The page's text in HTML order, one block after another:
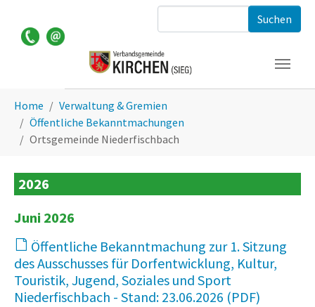
Home
Verwaltung & Gremien
Öffentliche Bekanntmachungen
Ortsgemeinde Niederfischbach
2026
Juni 2026
Öffentliche Bekanntmachung zur 1. Sitzung
des Ausschusses für Dorfentwicklung, Kultur,
Touristik, Jugend, Soziales und Sport
Niederfischbach - Stand: 23.06.2026